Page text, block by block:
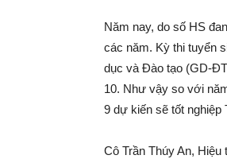
Năm nay, do số HS
các năm. Kỳ thi tuyển
dục và Đào tạo (GD-
10. Như vậy so với
9 dự kiến sẽ tốt
Cô Trần Thúy An,